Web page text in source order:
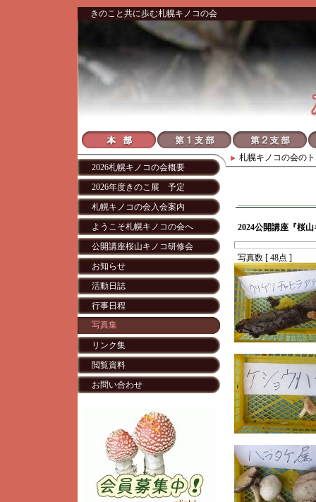
きのこと共に歩む札幌キノコの会
札幌キノコの会の
2024公開講座『桜
写真数 [ 48点 ]
2026札幌キノコの会概要
2026年度きのこ展 予定
札幌キノコの会入会案内
ようこそ札幌キノコの会へ
公開講座桜山キノコ研修会
お知らせ
活動日誌
行事日程
写真集
リンク集
閲覧資料
お問い合わせ